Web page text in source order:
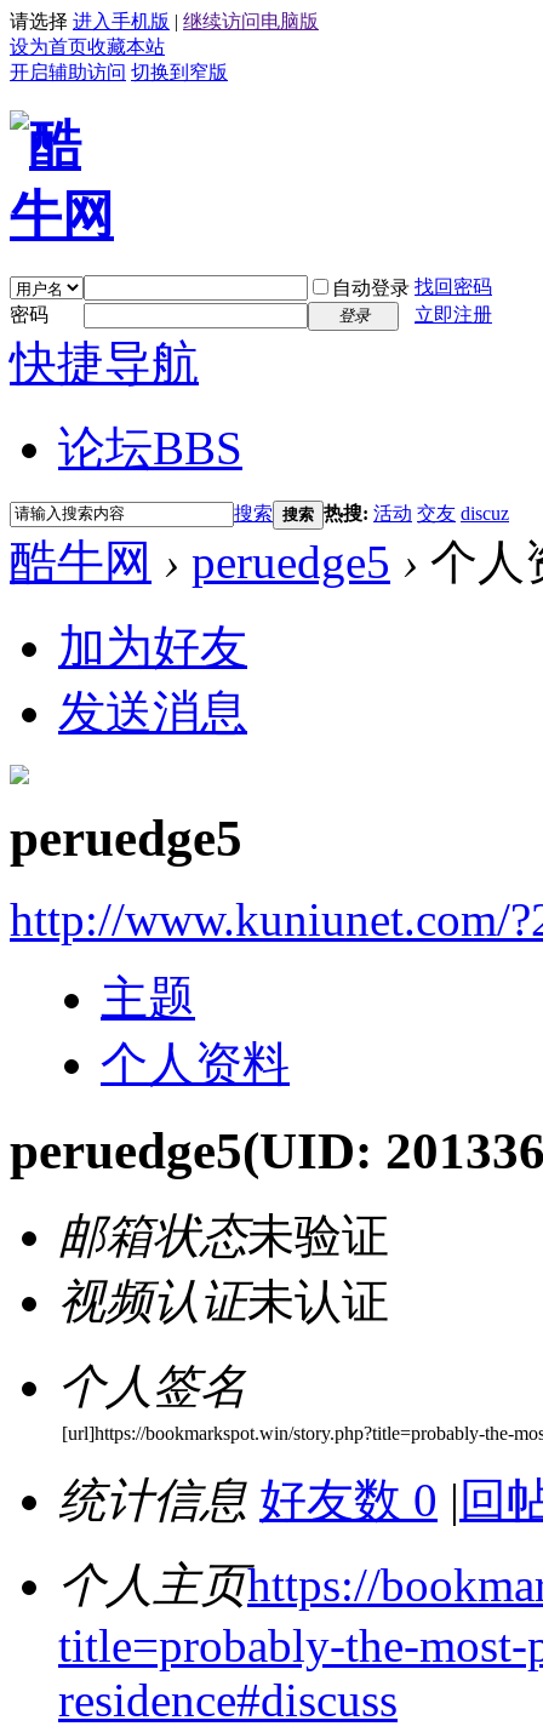
请选择 进入手机版 | 继续访问电脑版
设为首页收藏本站
开启辅助访问 切换到窄版
自动登录 找回密码
密码
登录 立即注册
快捷导航
论坛BBS
搜索 搜索 热搜: 活动 交友 discuz
酷牛网 › peruedge5 › 个人
加为好友
发送消息
peruedge5
http://www.kuniunet.com/
主题
个人资料
peruedge5(UID:
邮箱状态未验证
视频认证未认证
个人签名
[url]https://bookmarkspot.win/story.php?title=probably-the-
统计信息 好友数 0 | 回
个人主页https://
title=probably-the-
residence#discuss